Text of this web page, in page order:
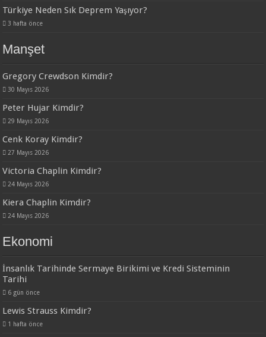
Türkiye Neden Sık Deprem Yaşıyor?
3 hafta önce
Manşet
Gregory Crewdson Kimdir?
30 Mayıs 2026
Peter Hujar Kimdir?
29 Mayıs 2026
Cenk Koray Kimdir?
27 Mayıs 2026
Victoria Chaplin Kimdir?
24 Mayıs 2026
Kiera Chaplin Kimdir?
24 Mayıs 2026
Ekonomi
İnsanlık Tarihinde Sermaye Birikimi ve Kredi Sisteminin
Tarihi
6 gün önce
Lewis Strauss Kimdir?
1 hafta önce